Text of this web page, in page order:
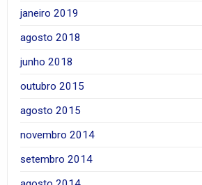
janeiro 2019
agosto 2018
junho 2018
outubro 2015
agosto 2015
novembro 2014
setembro 2014